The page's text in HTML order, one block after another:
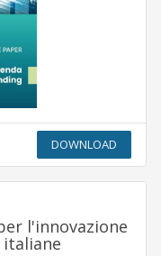
DOWNLOAD
l'innovazione